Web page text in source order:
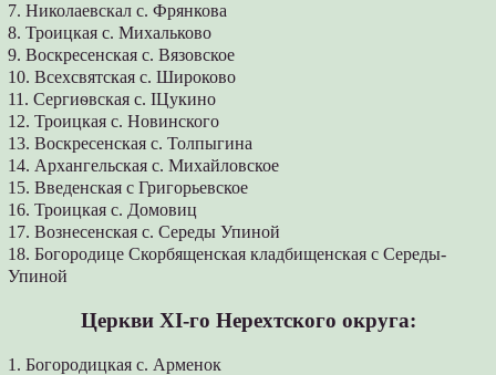
7. Николаевскал с. Фрянкова
8. Троицкая с. Михальково
9. Воскресенская с. Вязовское
10. Всехсвятская с. Широково
11. Сергиѳвская с. ІЦукино
12. Троицкая с. Новинского
13. Воскресенская с. Толпыгина
14. Архангельская с. Михайловское
15. Введенская с Григорьевское
16. Троицкая с. Домовиц
17. Вознесенская с. Середы Упиной
18. Богородице Скорбященская кладбищенская с Середы-
Упиной
Церкви ХІ-го Нерехтского округа:
1. Богородицкая с. Арменок